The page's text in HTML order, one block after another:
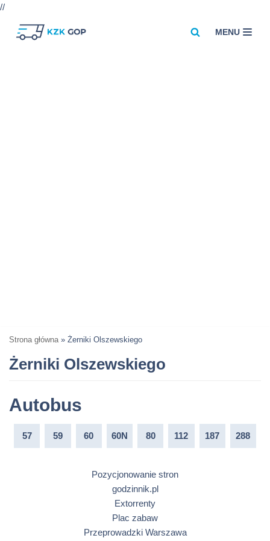
//
MENU
Strona główna » Żerniki Olszewskiego
Żerniki Olszewskiego
Autobus
57 59 60 60N 80 112 187 288
Pozycjonowanie stron
godzinnik.pl
Extorrenty
Plac zabaw
Przeprowadzki Warszawa